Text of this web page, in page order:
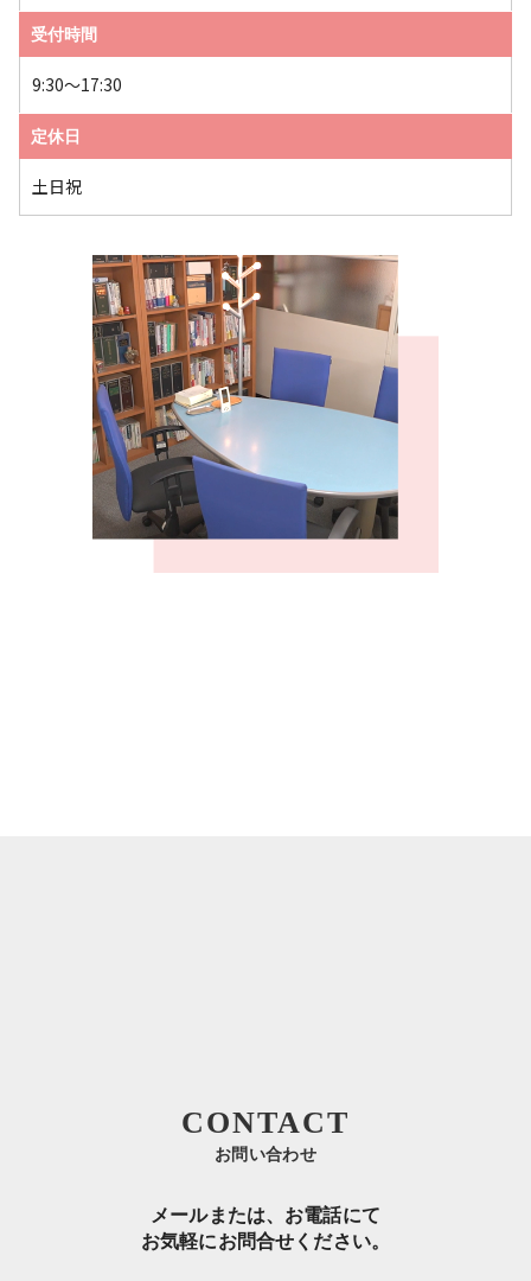
受付時間
9:30～17:30
定休日
土日祝
CONTACT
お問い合わせ
メールまたは、お電話にて
お気軽にお問合せください。